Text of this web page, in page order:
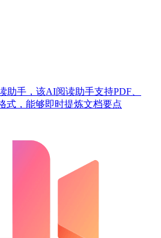
助手，该AI阅读助手支持PDF、
式，能够即时提炼文档要点